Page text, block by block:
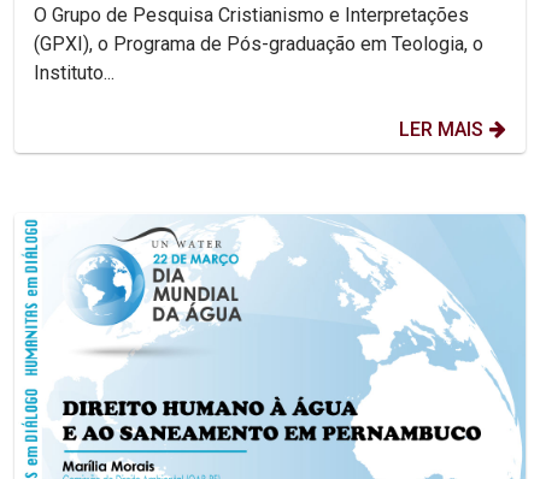
O Grupo de Pesquisa Cristianismo e Interpretações
(GPXI), o Programa de Pós-graduação em Teologia, o
Instituto...
LER MAIS